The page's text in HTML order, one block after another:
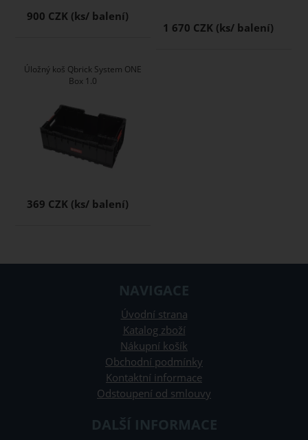
900 CZK
1 670 CZK
Úložný koš Qbrick System ONE
Box 1.0
369 CZK
NAVIGACE
Úvodní strana
Katalog zboží
Nákupní košík
Obchodní podmínky
Kontaktní informace
Odstoupení od smlouvy
DALŠÍ INFORMACE